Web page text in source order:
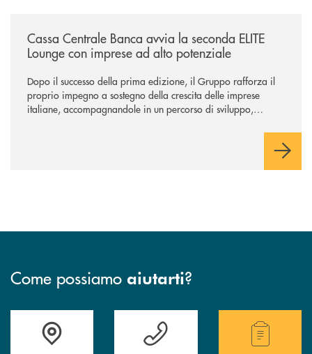
Cassa Centrale Banca avvia la seconda ELITE
Lounge con imprese ad alto potenziale
Dopo il successo della prima edizione, il Gruppo rafforza il
proprio impegno a sostegno della crescita delle imprese
italiane, accompagnandole in un percorso di sviluppo,
Come possiamo aiutarti?
Accedi all' elenco completo delle filiali .Hai bisogno di assistenza immediata ?
Hai bisogno di